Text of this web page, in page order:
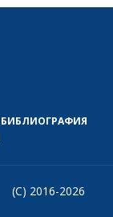
БИБЛИОГРАФИЯ
(C) 2016-2026